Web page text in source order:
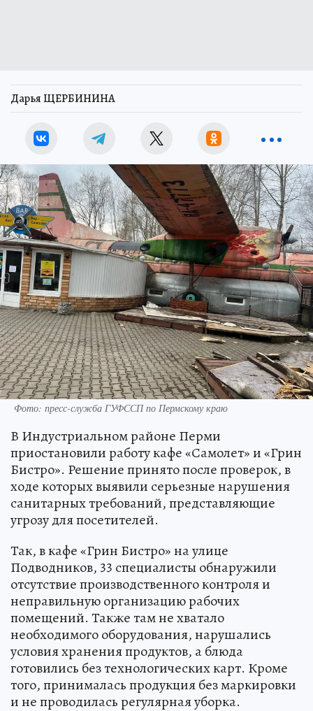
Дарья ЩЕРБИНИНА
Фото: пресс-служба ГУФССП по Пермскому краю
В Индустриальном районе Перми
приостановили работу кафе «Самолет» и «Грин
Бистро». Решение принято после проверок, в
ходе которых выявили серьезные нарушения
санитарных требований, представляющие
угрозу для посетителей.
Так, в кафе «Грин Бистро» на улице
Подводников, 33 специалисты обнаружили
отсутствие производственного контроля и
неправильную организацию рабочих
помещений. Также там не хватало
необходимого оборудования, нарушались
условия хранения продуктов, а блюда
готовились без технологических карт. Кроме
того, принималась продукция без маркировки
и не проводилась регулярная уборка.